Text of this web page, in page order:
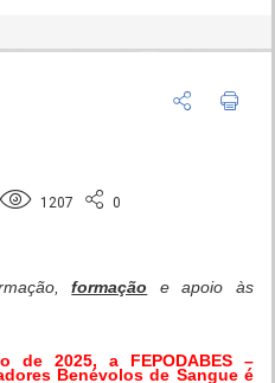
1207 0
formação e apoio às
de 2025, a FEPODABES –
Benévolos de Sangue é